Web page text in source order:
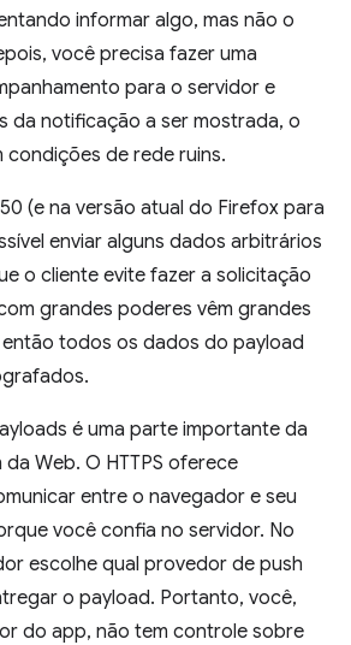
informar algo, mas não o
você precisa fazer uma
para o servidor e
da notificação a ser mostrada, o
condições de rede ruins.
(e na versão atual do Firefox para
enviar alguns dados arbitrários
o cliente evite fazer a solicitação
grandes poderes vêm grandes
todos os dados do payload
é uma parte importante da
Web. O HTTPS oferece
entre o navegador e seu
você confia no servidor. No
escolhe qual provedor de push
o payload. Portanto, você,
do app, não tem controle sobre